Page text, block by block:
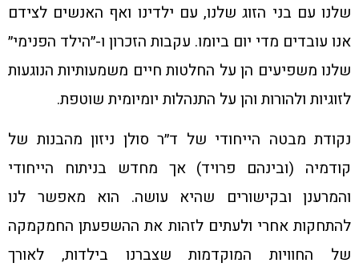
שלנו עם בני הזוג שלנו, עם ילדינו ואף האנשים לצידם
אנו עובדים מדי יום ביומו. עקבות הזכרון ו-״הילד הפנימי״
שלנו משפיעים הן על החלטות חיים משמעותיות הנוגעות
לזוגיות ולהורות והן על התנהלות יומיומית שוטפת.
נקודת מבטה הייחודי של ד״ר סולן ניזון מהבנות של
קודמיה (ובינהם פרויד) אך מחדש בניתוח הייחודי
והמרענן ובקישורים שהיא עושה. הוא מאפשר לנו
להתחקות אחרי ולעתים לזהות את ההשפעתן החמקמקה
של החוויות המוקדמות שצברנו בילדות, לאורך